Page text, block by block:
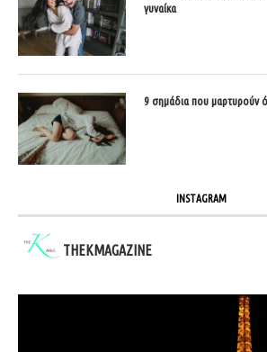
γυναίκα
9 σημάδια που μαρτυρούν
INSTAGRAM
THEKMAGAZINE